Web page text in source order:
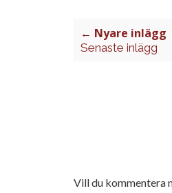
← Nyare inlägg
Senaste inlägg
Vill du kommentera